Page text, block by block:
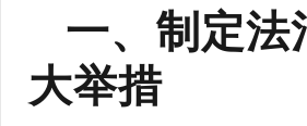
一、制定
大举措